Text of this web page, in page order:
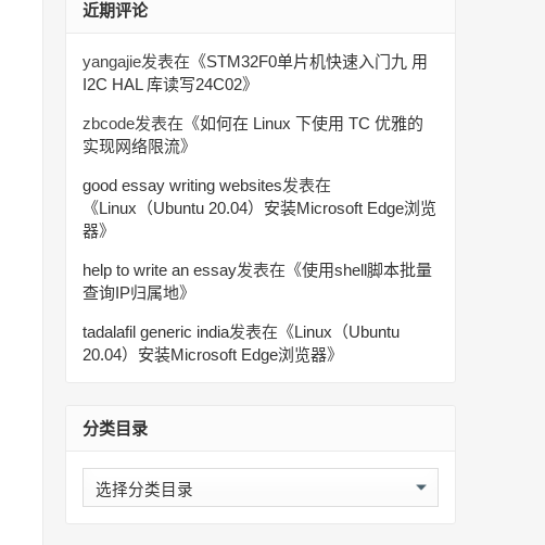
近期评论
yangajie发表在《STM32F0单片机快速入门九 用
I2C HAL 库读写24C02》
zbcode发表在《如何在 Linux 下使用 TC 优雅的
实现网络限流》
good essay writing websites发表在
《Linux（Ubuntu 20.04）安装Microsoft Edge浏览
器》
help to write an essay发表在《使用shell脚本批量
查询IP归属地》
tadalafil generic india发表在《Linux（Ubuntu
20.04）安装Microsoft Edge浏览器》
分类目录
分
类